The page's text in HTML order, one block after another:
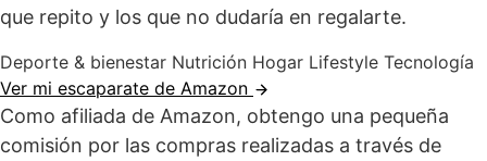
que repito y los que no dudaría en regalarte.
Deporte & bienestar Nutrición Hogar Lifestyle Tecnología
Ver mi escaparate de Amazon
Como afiliada de Amazon, obtengo una pequeña
comisión por las compras realizadas a través de